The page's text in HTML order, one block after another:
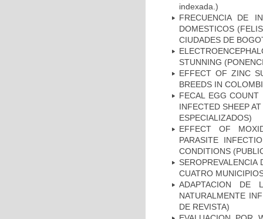
indexada.)
FRECUENCIA DE
DOMESTICOS
CIUDADES DE
STUNNING
EFFECT OF ZINC
BREEDS IN
FECAL EGG COUNT
INFECTED SHEEP
ESPECIALIZADOS)
EFFECT OF
PARASITE
CONDITIONS
CUATRO
ADAPTACION DE
NATURALMENTE
DE REVISTA)